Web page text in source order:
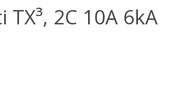
2C 10A 6kA